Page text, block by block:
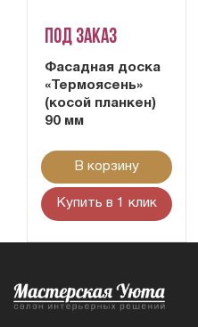
Под заказ
Фасадная доска
«Термоясень»
(косой планкен)
90 мм
В корзину
Купить в 1 клик